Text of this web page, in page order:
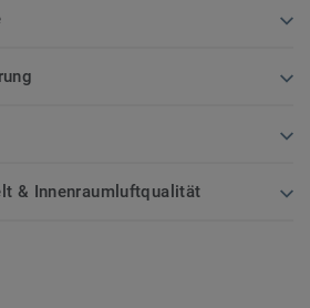
& Innenraumluftqualität